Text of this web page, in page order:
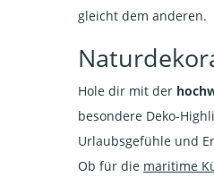
gleicht dem anderen.
Hole dir mit der
besondere Deko-
Urlaubsgefühle und
Ob für die maritime